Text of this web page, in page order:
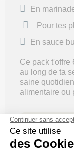
En
Pour tes
En sauce
Ce pack t'offre
au long de ta
saine
alimentaire ou